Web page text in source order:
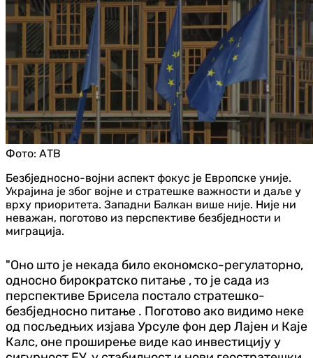
Фото: АТВ
Безбједносно-војни аспект фокус је Европске уније.
Украјина је због војне и стратешке важности и даље у
врху приоритета. Западни Балкан више није. Није ни
неважан, поготово из перспективе безбједности и
миграција.
"Оно што је некада било економско-регулаторно,
односно бирократско питање , то је сада из
перспективе Брисела постало стратешко-
безбједносно питање . Поготово ако видимо неке
од посљедњих изјава Урсуле фон дер Лајен и Каје
Калс, оне проширење виде као инвестицију у